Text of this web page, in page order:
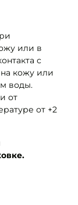
или в
с
кожу или
воды.
от
от +2